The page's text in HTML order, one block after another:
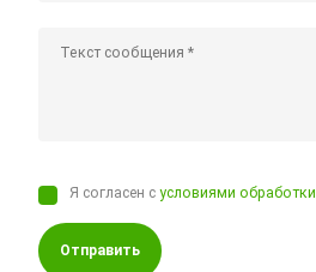
Я согласен сусловиями обработки
Отправить